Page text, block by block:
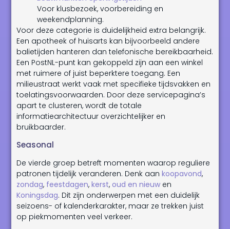
Voor klusbezoek, voorbereiding en
weekendplanning.
Voor deze categorie is duidelijkheid extra belangrijk.
Een apotheek of huisarts kan bijvoorbeeld andere
balietijden hanteren dan telefonische bereikbaarheid.
Een PostNL-punt kan gekoppeld zijn aan een winkel
met ruimere of juist beperktere toegang. Een
milieustraat werkt vaak met specifieke tijdsvakken en
toelatingsvoorwaarden. Door deze servicepagina’s
apart te clusteren, wordt de totale
informatiearchitectuur overzichtelijker en
bruikbaarder.
Seasonal
De vierde groep betreft momenten waarop reguliere
patronen tijdelijk veranderen. Denk aankoopavond,
zondag, feestdagen,kerst, oud en nieuw en
Koningsdag. Dit zijn onderwerpen met een duidelijk
seizoens- of kalenderkarakter, maar ze trekken juist
op piekmomenten veel verkeer.